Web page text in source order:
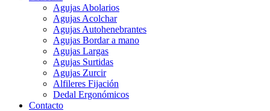
Agujas Abolarios
Agujas Acolchar
Agujas Autohenebrantes
Agujas Bordar a mano
Agujas Largas
Agujas Surtidas
Agujas Zurcir
Alfileres Fijación
Dedal Ergonómicos
Contacto